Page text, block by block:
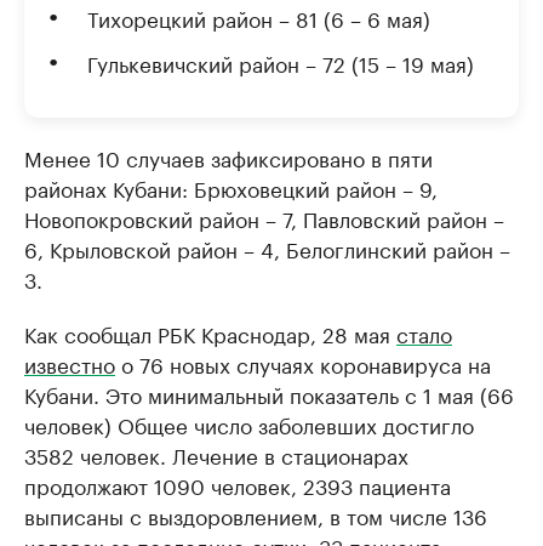
Тихорецкий район – 81 (6 – 6 мая)
Гулькевичский район – 72 (15 – 19 мая)
Менее 10 случаев зафиксировано в пяти
районах Кубани: Брюховецкий район – 9,
Новопокровский район – 7, Павловский район –
6, Крыловской район – 4, Белоглинский район –
3.
Как сообщал РБК Краснодар, 28 мая стало
известноо 76 новых случаях коронавируса на
Кубани. Это минимальный показатель с 1 мая (66
человек) Общее число заболевших достигло
3582 человек. Лечение в стационарах
продолжают 1090 человек, 2393 пациента
выписаны с выздоровлением, в том числе 136